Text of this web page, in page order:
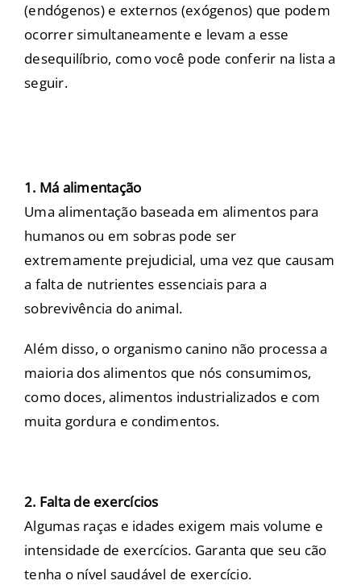
(endógenos) e externos (exógenos) que podem
ocorrer simultaneamente e levam a esse
desequilíbrio, como você pode conferir na lista a
seguir.
1. Má alimentação
Uma alimentação baseada em alimentos para
humanos ou em sobras pode ser
extremamente prejudicial, uma vez que causam
a falta de nutrientes essenciais para a
sobrevivência do animal.
Além disso, o organismo canino não processa a
maioria dos alimentos que nós consumimos,
como doces, alimentos industrializados e com
muita gordura e condimentos.
2. Falta de exercícios
Algumas raças e idades exigem mais volume e
intensidade de exercícios. Garanta que seu cão
tenha o nível saudável de exercício.